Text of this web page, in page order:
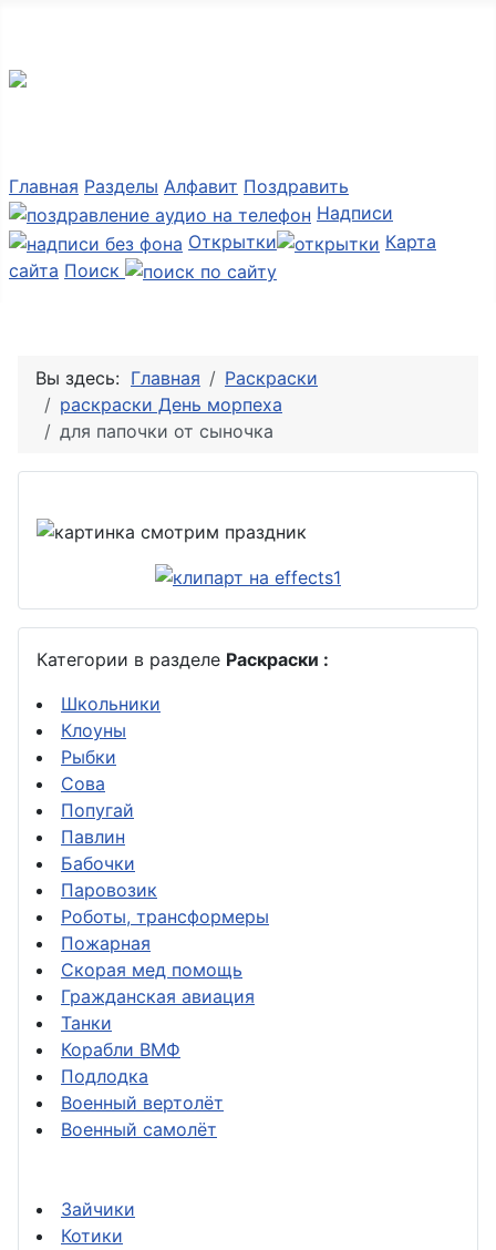
Главная Разделы Алфавит Поздравить
Надписи
Открытки
Карта
сайта Поиск
Вы здесь: Главная
Раскраски
раскраски День морпеха
для папочки от сыночка
Категории в разделе Раскраски :
Школьники
Клоуны
Рыбки
Сова
Попугай
Павлин
Бабочки
Паровозик
Роботы, трансформеры
Пожарная
Скорая мед помощь
Гражданская авиация
Танки
Корабли ВМФ
Подлодка
Военный вертолёт
Военный самолёт
Зайчики
Котики